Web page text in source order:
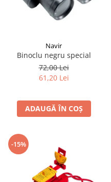
Navir
Binoclu negru special
72,00 Lei
61,20 Lei
ADAUGĂ ÎN COȘ
-15%